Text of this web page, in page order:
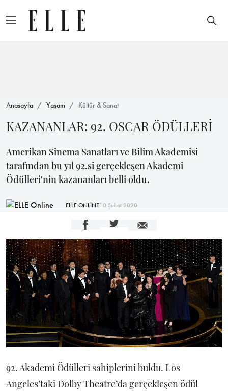
Anasayfa Yaşam Kültür & Sanat
KAZANANLAR: 92. OSCAR ÖDÜLLERİ
Amerikan Sinema Sanatları ve Bilim Akademisi
tarafından bu yıl 92.si gerçekleşen Akademi
Ödülleri'nin kazananları belli oldu.
ELLE ONLİNE10 Şubat 2020
92. Akademi Ödülleri sahiplerini buldu. Los
Angeles’taki Dolby Theatre’da gerçekleşen ödül